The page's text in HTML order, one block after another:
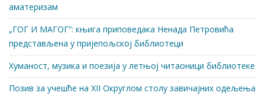
аматеризам
„ГОГ И МАГОГ“: књига приповедака Ненада Петровића
представљена у пријепољској библиотеци
Хуманост, музика и поезија у летњој читаоници библиотеке
Позив за учешће на XII Округлом столу завичајних одељења